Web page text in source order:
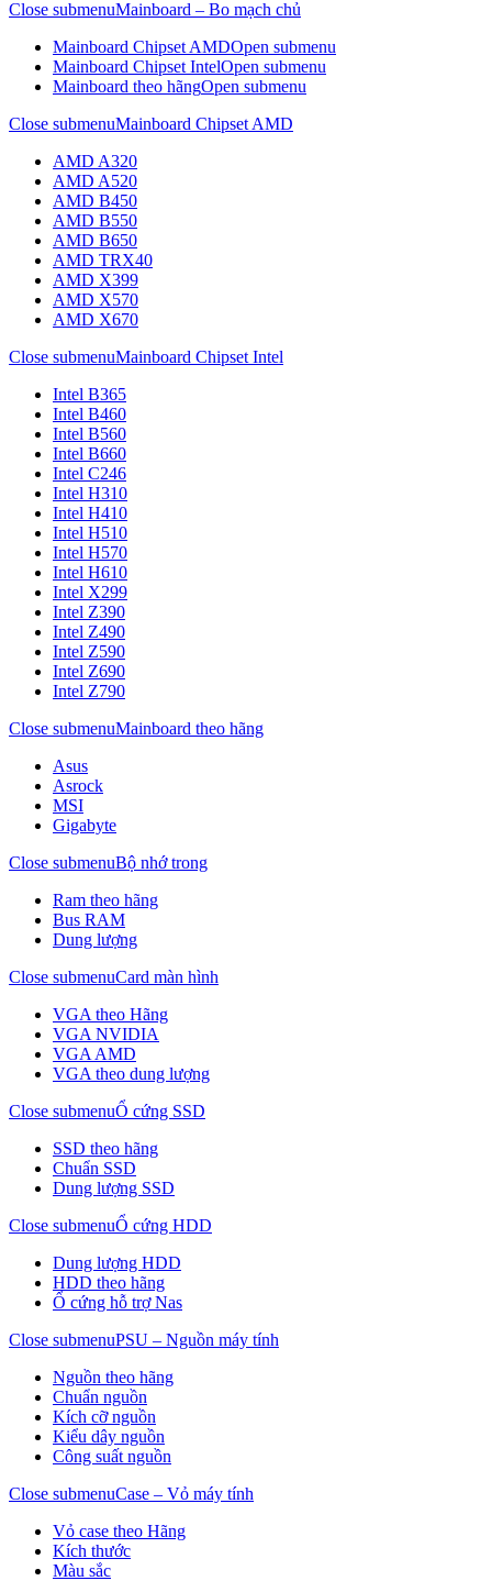
Close submenuMainboard – Bo mạch chủ
Mainboard Chipset AMDOpen submenu
Mainboard Chipset IntelOpen submenu
Mainboard theo hãngOpen submenu
Close submenuMainboard Chipset AMD
AMD A320
AMD A520
AMD B450
AMD B550
AMD B650
AMD TRX40
AMD X399
AMD X570
AMD X670
Close submenuMainboard Chipset Intel
Intel B365
Intel B460
Intel B560
Intel B660
Intel C246
Intel H310
Intel H410
Intel H510
Intel H570
Intel H610
Intel X299
Intel Z390
Intel Z490
Intel Z590
Intel Z690
Intel Z790
Close submenuMainboard theo hãng
Asus
Asrock
MSI
Gigabyte
Close submenuBộ nhớ trong
Ram theo hãng
Bus RAM
Dung lượng
Close submenuCard màn hình
VGA theo Hãng
VGA NVIDIA
VGA AMD
VGA theo dung lượng
Close submenuỔ cứng SSD
SSD theo hãng
Chuẩn SSD
Dung lượng SSD
Close submenuỔ cứng HDD
Dung lượng HDD
HDD theo hãng
Ổ cứng hỗ trợ Nas
Close submenuPSU – Nguồn máy tính
Nguồn theo hãng
Chuẩn nguồn
Kích cỡ nguồn
Kiểu dây nguồn
Công suất nguồn
Close submenuCase – Vỏ máy tính
Vỏ case theo Hãng
Kích thước
Màu sắc